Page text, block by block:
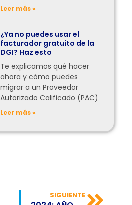
Leer más »
¿Ya no puedes usar el
facturador gratuito de la
DGI? Haz esto
Te explicamos qué hacer
ahora y cómo puedes
migrar a un Proveedor
Autorizado Calificado (PAC)
Leer más »
SIGUIENTE